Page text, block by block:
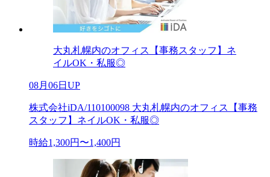
大丸札幌内のオフィス【事務スタッフ】ネ
イルOK・私服◎
08月06日UP
株式会社iDA/110100098 大丸札幌内のオフィス【事務
スタッフ】ネイルOK・私服◎
時給1,300円〜1,400円